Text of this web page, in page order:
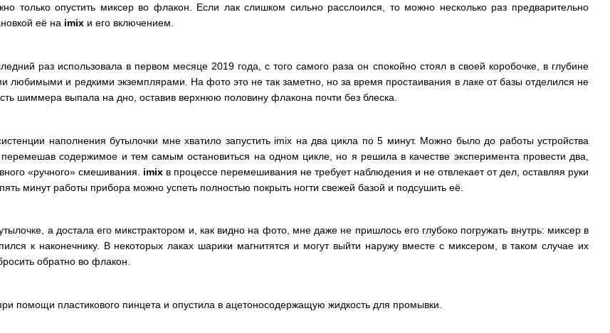
только опустить миксер во флакон. Если лак слишком сильно расслоился, то можно несколько раз предварительно
её на imix и его включением.
раз использовала в первом месяце 2019 года, с того самого раза он спокойно стоял в своей коробочке, в глубине
любимыми и редкими экземплярами. На фото это не так заметно, но за время простаивания в лаке от базы отделился не
шиммера выпала на дно, оставив верхнюю половину флакона почти без блеска.
наполнения бутылочки мне хватило запустить imix на два цикла по 5 минут. Можно было до работы устройства
содержимое и тем самым остановиться на одном цикле, но я решила в качестве эксперимента провести два,
«ручного» смешивания. imix в процессе перемешивания не требует наблюдения и не отвлекает от дел, оставляя руки
минут работы прибора можно успеть полностью покрыть ногти свежей базой и подсушить её.
а достала его микстрактором и, как видно на фото, мне даже не пришлось его глубоко погружать внутрь: миксер в
к наконечнику. В некоторых лаках шарики магнитятся и могут выйти наружу вместе с миксером, в таком случае их
обратно во флакон.
помощи пластикового пинцета и опустила в ацетоносодержащую жидкость для промывки.